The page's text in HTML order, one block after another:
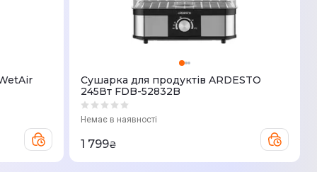
Сушарка для продуктів ARDESTO
245Вт FDB-52832B
Немає в наявності
1 799₴